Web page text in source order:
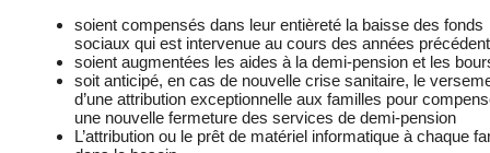
soient compensés dans leur entièreté la baisse des fonds
sociaux qui est intervenue au cours des années
soient augmentées les aides à la demi-pension et les
soit anticipé, en cas de nouvelle crise sanitaire, le
d’une attribution exceptionnelle aux familles pour
une nouvelle fermeture des services de demi-pension
L’attribution ou le prêt de matériel informatique à chaque